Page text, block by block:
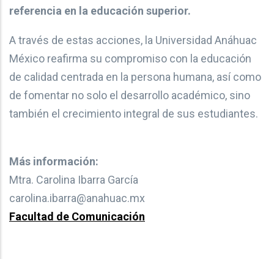
referencia en la educación superior.
A través de estas acciones, la Universidad Anáhuac
México reafirma su compromiso con la educación
de calidad centrada en la persona humana, así como
de fomentar no solo el desarrollo académico, sino
también el crecimiento integral de sus estudiantes.
Más información:
Mtra. Carolina Ibarra García
carolina.ibarra@anahuac.mx
Facultad de Comunicación